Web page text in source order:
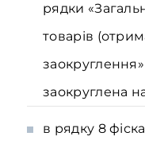
рядки
товарів
заокруглена
в рядку 8